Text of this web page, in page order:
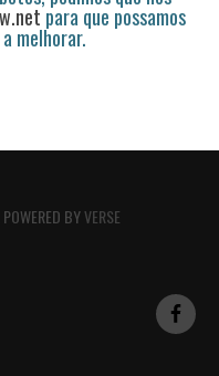
para que possamos
melhorar.
BYVERSE